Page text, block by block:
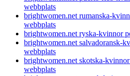
webbplats
brightwomen.net rumanska-
webbplats
brightwomen.net ryska-kvinnor
brightwomen.net salvadoransk-
webbplats
brightwomen.net skotska-
webbplats